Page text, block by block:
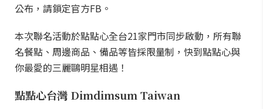
公布，請鎖定官方FB。
本次聯名活動於點點心全台21家門市同步啟動，所有聯
名餐點、周邊商品、備品等皆採限量制，快到點點心與
你最愛的三麗鷗明星相遇！
點點心台灣 Dimdimsum Taiwan